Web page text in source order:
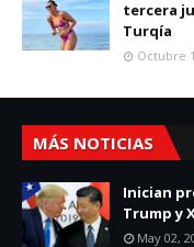
tercera
Turqía
Octubre
MÁS NOTICIAS
Inician
Trump y
May 02,